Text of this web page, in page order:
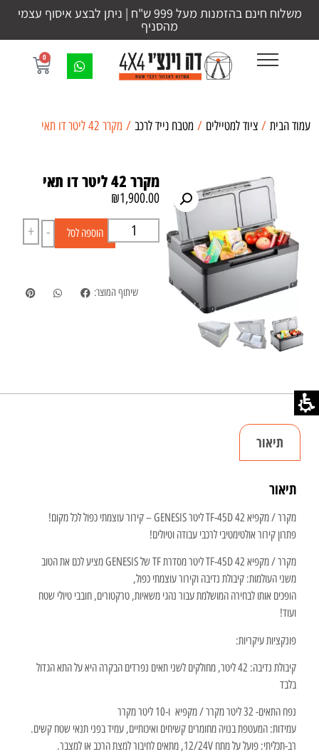
משלוח חינם בהזמנות מעל 999 ש"ח | ניתן לבצע איסוף עצמי
מהסניף
0
עמוד הבית / ציוד למטיילים / מטבח נייד לרכב / מקרר 42 ליטר דו תאי
מקרר 42 ליטר דו תאי
₪1,900.00
-
+ הוספה לסל
שיתוף המוצר:
תיאור
תיאור
מקרר / מקפיא TF-45D 42 ליטר GENESIS – קירור עוצמתי כפול לכל מקום!
פתרון קירור אולטימטיבי לרכבי עבודה וטיולים!
מקרר / מקפיא TF-45D 42 ליטר מסדרת TF של GENESIS מציע לכם את הטוב
משני העולמות: קיבולת נדיבה וקירור עוצמתי כפול,
הופכים אותו לבחירה המושלמת עבור נהגי משאיות, טרקטורים, חובבי טיולי שטח
ועוד!
פונקציות עיקריות:
קיבולת נדיבה: 42 ליטר, מחולקים לשני תאים נפרדים הבקרה היא על התא הגדול
בלבד
נפח התאים- 32 ליטר מקרר / מקפיא ו-10 ליטר מקרר
עמידות: המעטפת בנויה מחומרים קשיחים ואיכותיים, עמיד בפני תנאי שטח קשים.
רב-תכליתי: פועל על מתח 12/24V, מתאים לחיבור למצת הרכב או למצבר.